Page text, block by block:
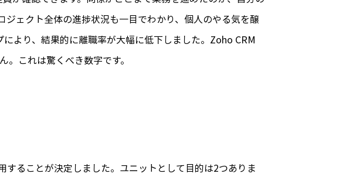
ェクト全体の進捗状況も一目でわかり、個人のやる気を醸
より、結果的に離職率が大幅に低下しました。Zoho CRM
これは驚くべき数字です。
ることが決定しました。ユニットとして目的は2つありま